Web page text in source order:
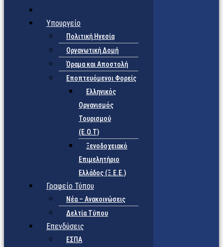
Υπουργείο
Πολιτική Ηγεσία
Οργανωτική Δομή
Όραμα και Αποστολή
Εποπτευόμενοι Φορείς
Eλληνικός
Οργανισμός
Τουρισμού
(Ε.Ο.Τ)
Ξενοδοχειακό
Επιμελητήριο
Ελλάδος (Ξ.Ε.Ε.)
Γραφείο Τύπου
Νέα – Ανακοινώσεις
Δελτία Τύπου
Επενδύσεις
ΕΣΠΑ